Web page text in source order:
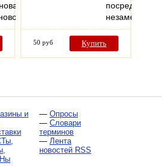
посредством
незаметных…
50 руб Купить
и
— Опросы
— Словари
терминов
— Лента
новостей RSS